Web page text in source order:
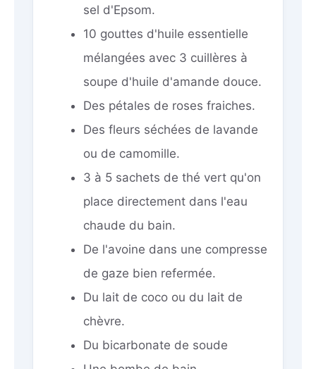
sel d'Epsom.
10 gouttes d'huile essentielle
mélangées avec 3 cuillères à
soupe d'huile d'amande douce.
Des pétales de roses fraiches.
Des fleurs séchées de lavande
ou de camomille.
3 à 5 sachets de thé vert qu'on
place directement dans l'eau
chaude du bain.
De l'avoine dans une compresse
de gaze bien refermée.
Du lait de coco ou du lait de
chèvre.
Du bicarbonate de soude